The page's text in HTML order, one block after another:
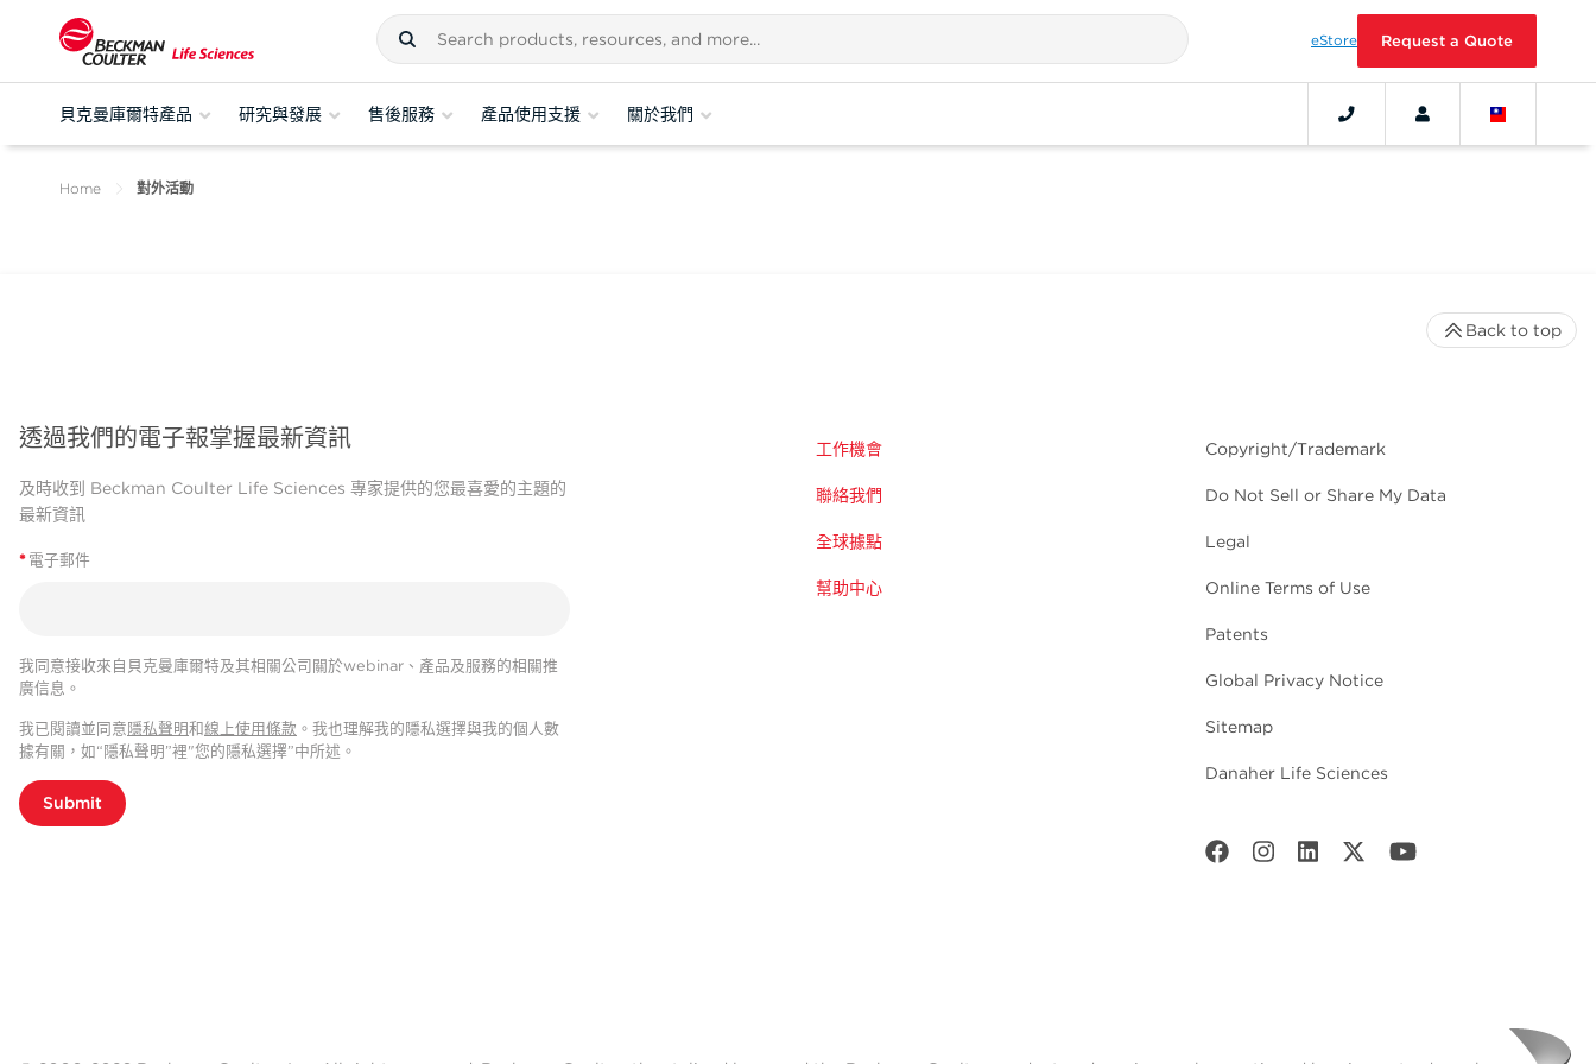
eStore Request a Quote
貝克曼庫爾特產品 研究與發展 售後服務 產品使用支援 關於我們
Home 對外活動
透過我們的電子報掌握最新資訊
及時收到 Beckman Coulter Life Sciences 專家提供的您最喜愛的主題的
最新資訊
* 電子郵件
我同意接收來自貝克曼庫爾特及其相關公司關於webinar、產品及服務的相關推
廣信息。
我已閱讀並同意 隱私聲明和線上使用條款 。我也理解我的隱私選擇與我的個人數
據有關，如“隱私聲明”裡"您的隱私選擇”中所述。
Submit
工作機會
聯絡我們
全球據點
幫助中心
Copyright/Trademark
Do Not Sell or Share My Data
Legal
Online Terms of Use
Patents
Global Privacy Notice
Sitemap
Danaher Life Sciences
Back to top